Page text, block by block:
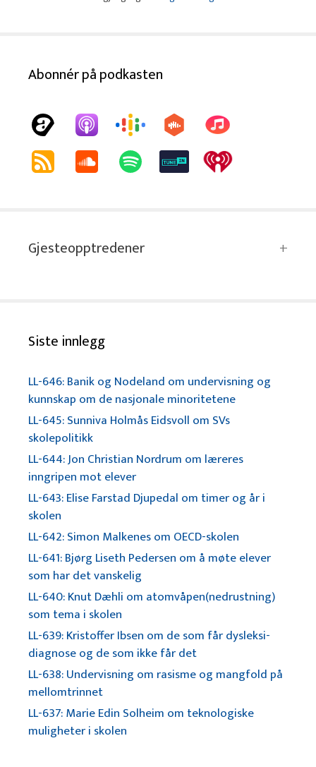
Abonnér på podkasten
Gjesteopptredener
Siste innlegg
LL-646: Banik og Nodeland om undervisning og
kunnskap om de nasjonale minoritetene
LL-645: Sunniva Holmås Eidsvoll om SVs
skolepolitikk
LL-644: Jon Christian Nordrum om læreres
inngripen mot elever
LL-643: Elise Farstad Djupedal om timer og år i
skolen
LL-642: Simon Malkenes om OECD-skolen
LL-641: Bjørg Liseth Pedersen om å møte elever
som har det vanskelig
LL-640: Knut Dæhli om atomvåpen(nedrustning)
som tema i skolen
LL-639: Kristoffer Ibsen om de som får dysleksi-
diagnose og de som ikke får det
LL-638: Undervisning om rasisme og mangfold på
mellomtrinnet
LL-637: Marie Edin Solheim om teknologiske
muligheter i skolen